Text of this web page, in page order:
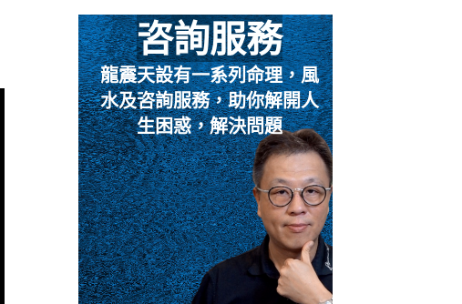
咨詢服務
龍震天設有一系列命理，風
水及咨詢服務，助你解開人
生困惑，解決問題